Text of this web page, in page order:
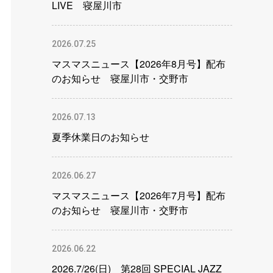
LIVE 寝屋川市
2026.07.25
マスマスニュース【2026年8月号】配布
のお知らせ 寝屋川市・交野市
2026.07.13
夏季休業日のお知らせ
2026.06.27
マスマスニュース【2026年7月号】配布
のお知らせ 寝屋川市・交野市
2026.06.22
2026.7/26(日) 第28回 SPECIAL JAZZ